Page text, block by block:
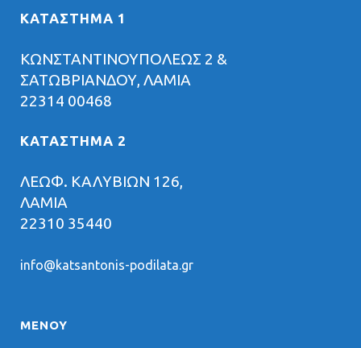
ΚΑΤΑΣΤΗΜΑ 1
ΚΩΝΣΤΑΝΤΙΝΟΥΠΟΛΕΩΣ 2 &
ΣΑΤΩΒΡΙΑΝΔΟΥ, ΛΑΜΙΑ
22314 00468
ΚΑΤΑΣΤΗΜΑ 2
ΛΕΩΦ. ΚΑΛΥΒΙΩΝ 126,
ΛΑΜΙΑ
22310 35440
info@katsantonis-podilata.gr
ΜΕΝΟΥ